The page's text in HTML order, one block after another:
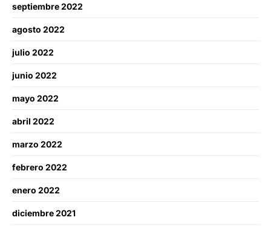
septiembre 2022
agosto 2022
julio 2022
junio 2022
mayo 2022
abril 2022
marzo 2022
febrero 2022
enero 2022
diciembre 2021